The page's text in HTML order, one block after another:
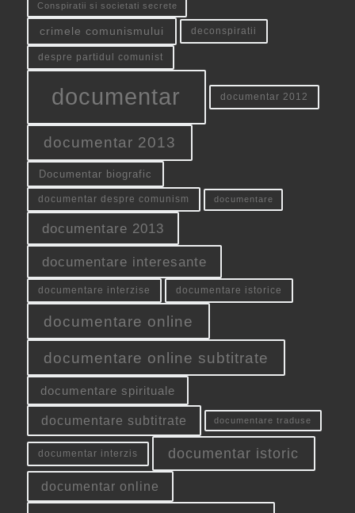
Conspiratii si societati secrete
crimele comunismului deconspiratii
despre partidul comunist
documentar documentar 2012
documentar 2013
Documentar biografic
documentar despre comunism documentare
documentare 2013
documentare interesante
documentare interzise documentare istorice
documentare online
documentare online subtitrate
documentare spirituale
documentare subtitrate documentare traduse
documentar interzis documentar istoric
documentar online